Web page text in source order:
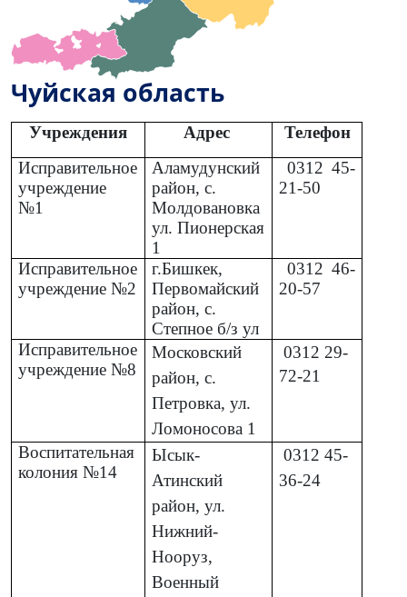
Чуйская область
Учреждения Адрес
Телефон
Исправительное
учреждение
№1
Аламудунский
район, с.
Молдовановка
ул. Пионерская
1
0312 45-
21-50
Исправительное
учреждение №2
г.Бишкек,
Первомайский
район, с.
Степное б/з ул
0312 46-
20-57
Исправительное
учреждение №8
Московский
район, с.
Петровка, ул.
Ломоносова 1
031229-
72-21
Воспитательная
колония №14
Ысык-
Атинский
район, ул.
Нижний-
Нооруз,
Военный
031245-
36-24